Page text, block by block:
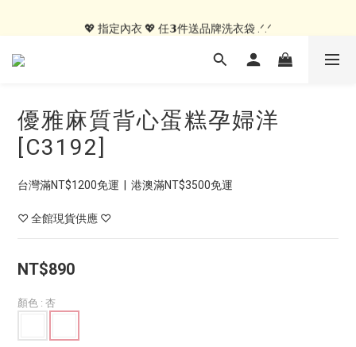
🍑內褲自由配🍑 3件499, 10件79折免運
優雅麻質背心蛋糕孕婦洋
[C3192]
台灣滿NT$1200免運  |  港澳滿NT$3500免運
♡ 全館現貨供應 ♡
NT$890
顏色 : 杏